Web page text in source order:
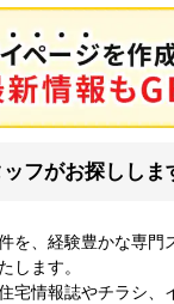
フがお探ししま
を、経験豊かな専門
します。
宅情報誌やチラシ、